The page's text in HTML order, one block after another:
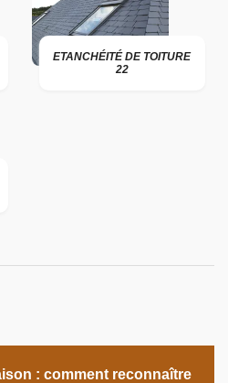
ETANCHÉITÉ DE TOITURE
22
: comment reconnaître